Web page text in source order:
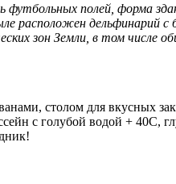
футбольных полей, форма
расположен дельфинарий с
зон Земли, в том числе
столом для вкусных
с голубой водой + 40С,